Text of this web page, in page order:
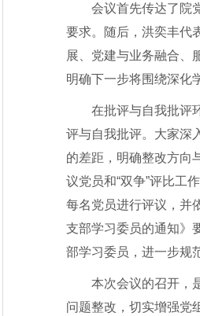
会议首先传达了院
要求。随后，洪奕丰代
展、党建与业务融合、
明确下一步将围绕深化
在批评与自我批评
评与自我批评。大家深
的差距，明确整改方向
议党员和“双争”评比工
每名党员进行评议，并
支部学习委员的通知》
部学习委员，进一步规
本次会议的召开，
问题整改，切实增强党